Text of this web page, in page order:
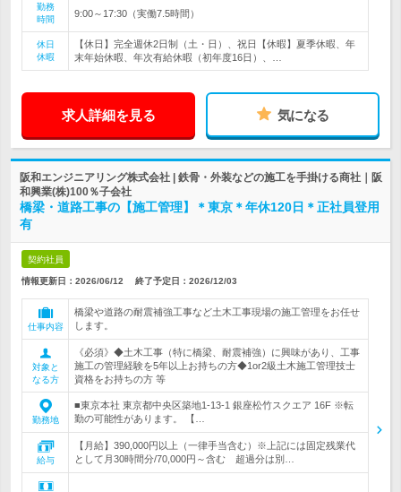
勤務
時間
9:00～17:30（実働7.5時間）
休日
休暇
【休日】完全週休2日制（土・日）、祝日【休暇】夏季休暇、年
末年始休暇、年次有給休暇（初年度16日）、…
求人詳細を見る 気になる
阪和エンジニアリング株式会社 | 鉄骨・外装などの施工を手掛ける商社｜阪
和興業(株)100％子会社
橋梁・道路工事の【施工管理】＊東京＊年休120日＊正社員登用
有
契約社員
情報更新日：2026/06/12 終了予定日： 2026/12/03
仕事内容
橋梁や道路の耐震補強工事など土木工事現場の施工管理をお任せ
します。
対象と
なる方
《必須》◆土木工事（特に橋梁、耐震補強）に興味があり、工事
施工の管理経験を5年以上お持ちの方◆1or2級土木施工管理技士
資格をお持ちの方 等
勤務地
■東京本社 東京都中央区築地1-13-1 銀座松竹スクエア 16F ※転
勤の可能性があります。 【…
給与
【月給】390,000円以上（一律手当含む）※上記には固定残業代
として月30時間分/70,000円～含む 超過分は別…